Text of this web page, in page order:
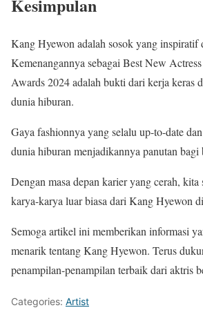
Kesimpulan
Kang Hyewon adalah sosok yang inspiratif
Kemenangannya sebagai Best New
Awards 2024 adalah bukti dari kerja keras
dunia hiburan.
Gaya fashionnya yang selalu up-to-date
dunia hiburan menjadikannya panutan bagi
Dengan masa depan karier yang cerah, kita
karya-karya luar biasa dari Kang Hyewon
Semoga artikel ini memberikan informasi
menarik tentang Kang Hyewon. Terus
penampilan-penampilan terbaik dari aktris
Categories: Artist